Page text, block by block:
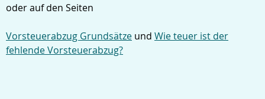
oder auf den Seiten
Vorsteuerabzug Grundsätze und Wie teuer ist der
fehlende Vorsteuerabzug?